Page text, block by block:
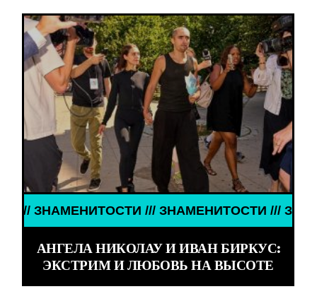
/// ЗНАМЕНИТОСТИ ///
АНГЕЛА НИКОЛАУ И ИВАН БИРКУС:
ЭКСТРИМ И ЛЮБОВЬ НА ВЫСОТЕ